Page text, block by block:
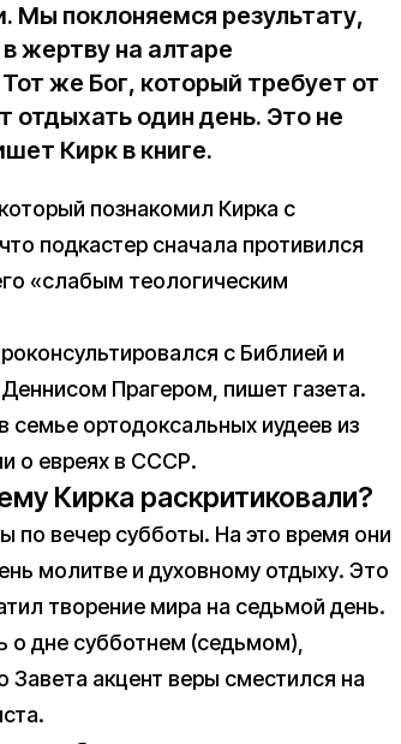
Мы поклоняемся результату,
жертву на алтаре
же Бог, который требует от
отдыхать один день. Это не
Кирк в книге.
познакомил Кирка с
подкастер сначала противился
«слабым теологическим
с Библией и
Прагером, пишет газета.
ортодоксальных иудеев из
о евреях в СССР.
Кирка раскритиковали?
вечер субботы. На это время они
молитве и духовному отдыху. Это
творение мира на седьмой день.
о дне субботнем (седьмом),
акцент веры сместился на